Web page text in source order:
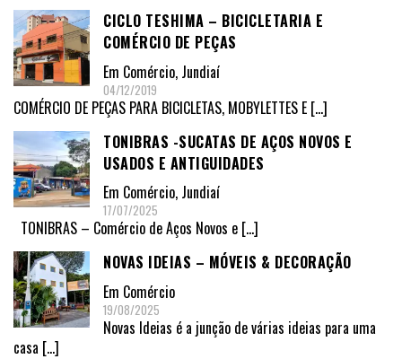
CICLO TESHIMA – BICICLETARIA E
COMÉRCIO DE PEÇAS
Em Comércio, Jundiaí
04/12/2019
COMÉRCIO DE PEÇAS PARA BICICLETAS, MOBYLETTES E […]
TONIBRAS -SUCATAS DE AÇOS NOVOS E
USADOS E ANTIGUIDADES
Em Comércio, Jundiaí
17/07/2025
TONIBRAS – Comércio de Aços Novos e […]
NOVAS IDEIAS – MÓVEIS & DECORAÇÃO
Em Comércio
19/08/2025
Novas Ideias é a junção de várias ideias para uma
casa […]